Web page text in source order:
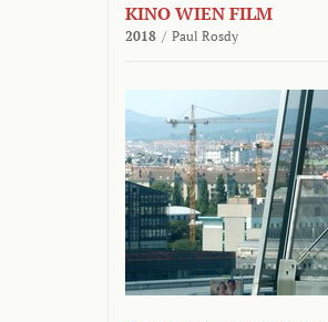
KINO WIEN FILM
2018 / Paul Rosdy